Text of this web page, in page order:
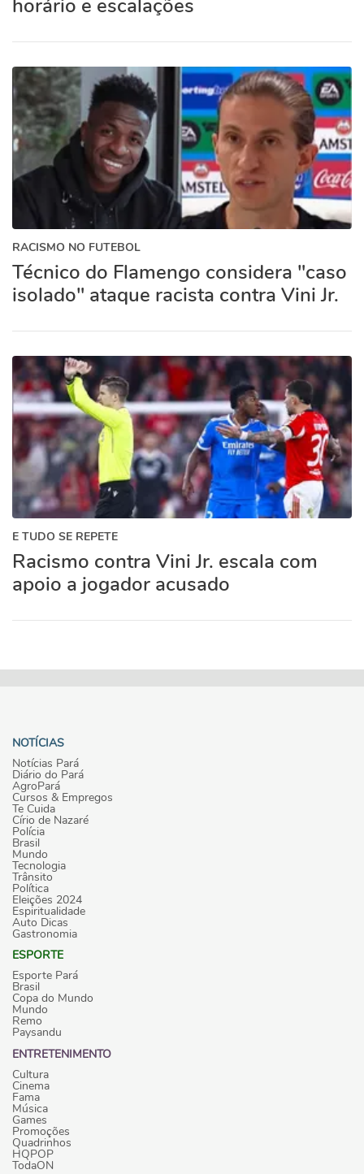
horário e escalações
RACISMO NO FUTEBOL
Técnico do Flamengo considera "caso
isolado" ataque racista contra Vini Jr.
E TUDO SE REPETE
Racismo contra Vini Jr. escala com
apoio a jogador acusado
NOTÍCIAS
Notícias Pará
Diário do Pará
AgroPará
Cursos & Empregos
Te Cuida
Círio de Nazaré
Polícia
Brasil
Mundo
Tecnologia
Trânsito
Política
Eleições 2024
Espiritualidade
Auto Dicas
Gastronomia
ESPORTE
Esporte Pará
Brasil
Copa do Mundo
Mundo
Remo
Paysandu
ENTRETENIMENTO
Cultura
Cinema
Fama
Música
Games
Promoções
Quadrinhos
HQPOP
TodaON